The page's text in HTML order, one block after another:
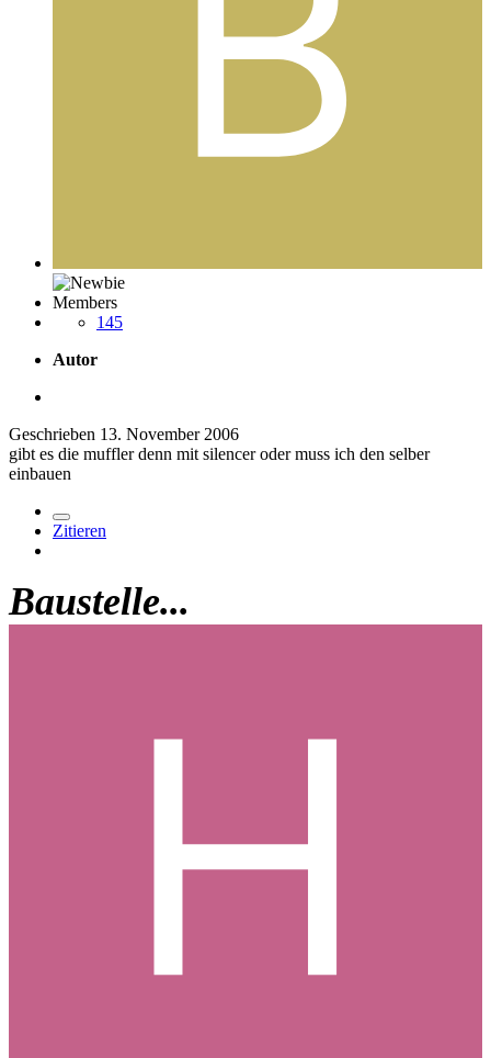
Members
145
Autor
Geschrieben 13. November 2006
gibt es die muffler denn mit silencer oder muss ich den selber
einbauen
Zitieren
Baustelle...